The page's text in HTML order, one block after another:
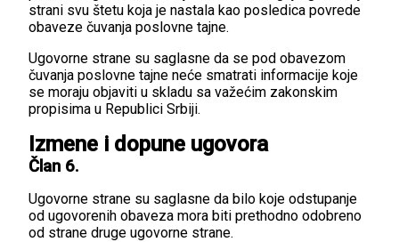
strani svu štetu koja je nastala kao posledica povrede
obaveze čuvanja poslovne tajne.
Ugovorne strane su saglasne da se pod obavezom
čuvanja poslovne tajne neće smatrati informacije koje
se moraju objaviti u skladu sa važećim zakonskim
propisima u Republici Srbiji.
Izmene i dopune ugovora
Član 6.
Ugovorne strane su saglasne da bilo koje odstupanje
od ugovorenih obaveza mora biti prethodno odobreno
od strane druge ugovorne strane.